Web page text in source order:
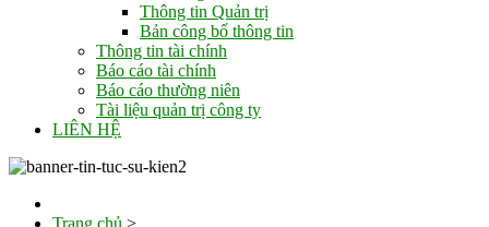
Thông tin Quản trị
Bản công bố thông tin
Thông tin tài chính
Báo cáo tài chính
Báo cáo thường niên
Tài liệu quản trị công ty
LIÊN HỆ
Trang chủ >